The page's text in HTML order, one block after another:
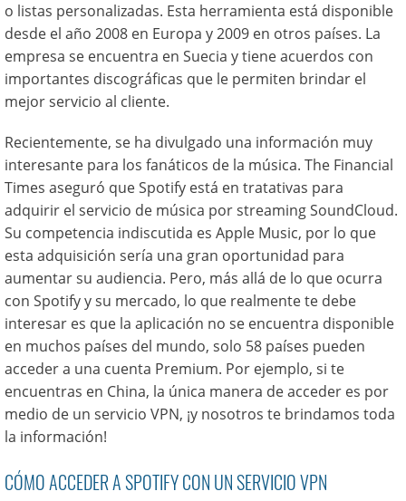
o listas personalizadas. Esta herramienta está disponible
desde el año 2008 en Europa y 2009 en otros países. La
empresa se encuentra en Suecia y tiene acuerdos con
importantes discográficas que le permiten brindar el
mejor servicio al cliente.
Recientemente, se ha divulgado una información muy
interesante para los fanáticos de la música. The Financial
Times aseguró que Spotify está en tratativas para
adquirir el servicio de música por streaming SoundCloud.
Su competencia indiscutida es Apple Music, por lo que
esta adquisición sería una gran oportunidad para
aumentar su audiencia. Pero, más allá de lo que ocurra
con Spotify y su mercado, lo que realmente te debe
interesar es que la aplicación no se encuentra disponible
en muchos países del mundo, solo 58 países pueden
acceder a una cuenta Premium. Por ejemplo, si te
encuentras en China, la única manera de acceder es por
medio de un servicio VPN, ¡y nosotros te brindamos toda
la información!
CÓMO ACCEDER A SPOTIFY CON UN SERVICIO VPN